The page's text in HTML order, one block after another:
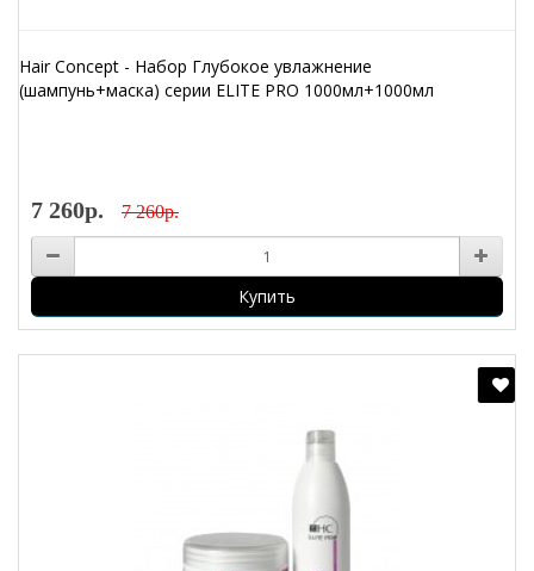
Hair Concept - Набор Глубокое увлажнение
(шампунь+маска) серии ELITE PRO 1000мл+1000мл
7 260р. 7 260р.
Купить